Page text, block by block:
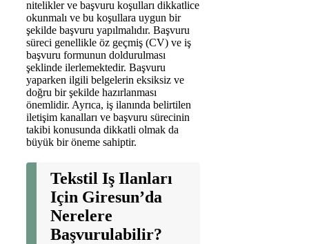
nitelikler ve başvuru koşulları dikkatlice
okunmalı ve bu koşullara uygun bir
şekilde başvuru yapılmalıdır. Başvuru
süreci genellikle öz geçmiş (CV) ve iş
başvuru formunun doldurulması
şeklinde ilerlemektedir. Başvuru
yaparken ilgili belgelerin eksiksiz ve
doğru bir şekilde hazırlanması
önemlidir. Ayrıca, iş ilanında belirtilen
iletişim kanalları ve başvuru sürecinin
takibi konusunda dikkatli olmak da
büyük bir öneme sahiptir.
Tekstil Iş Ilanları
Için Giresun’da
Nerelere
Başvurulabilir?